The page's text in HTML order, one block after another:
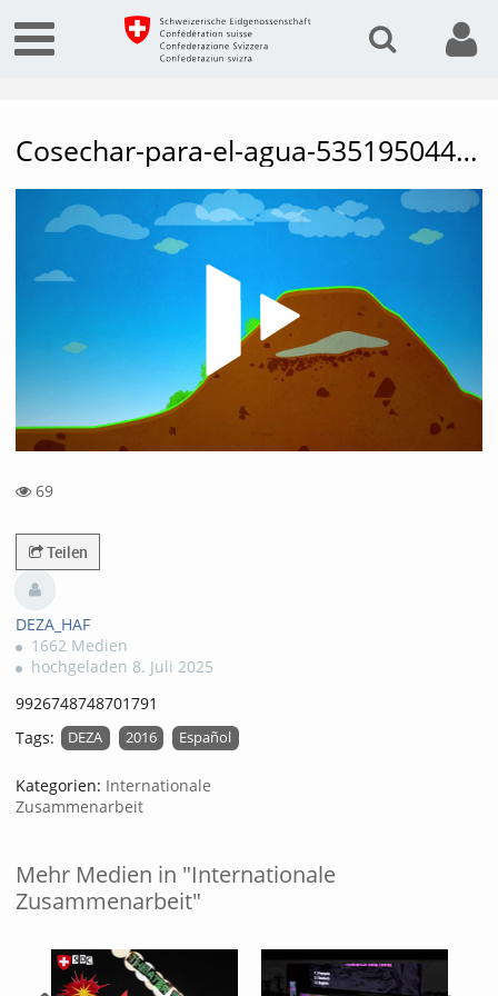
Cosechar-para-el-agua-53519504430001791
69
Teilen
DEZA_HAF
1662 Medien
hochgeladen 8. Juli 2025
9926748748701791
Tags:
DEZA 2016 Español
Kategorien: Internationale
Zusammenarbeit
Mehr Medien in "Internationale
Zusammenarbeit"